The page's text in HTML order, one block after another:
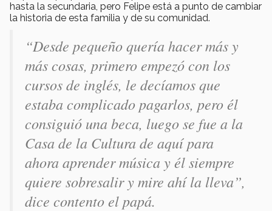
hasta la secundaria, pero Felipe está a punto de cambiar
la historia de esta familia y de su comunidad.
“Desde pequeño quería hacer más y
más cosas, primero empezó con los
cursos de inglés, le decíamos que
estaba complicado pagarlos, pero él
consiguió una beca, luego se fue a la
Casa de la Cultura de aquí para
ahora aprender música y él siempre
quiere sobresalir y mire ahí la lleva”,
dice contento el papá.